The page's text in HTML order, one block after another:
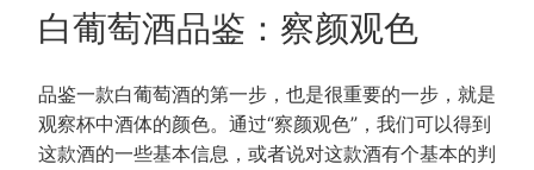
ON
白葡萄酒品鉴：察颜观色
品鉴一款白葡萄酒的第一步，也是很重要的一步，就是
观察杯中酒体的颜色。通过“察颜观色”，我们可以得到
这款酒的一些基本信息，或者说对这款酒有个基本的判